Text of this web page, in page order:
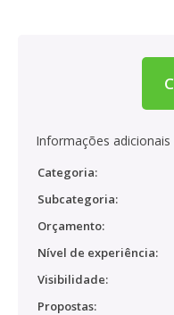
Informações adicionais
Categoria:
Subcategoria:
Orçamento:
Nível de experiência:
Visibilidade:
Propostas: